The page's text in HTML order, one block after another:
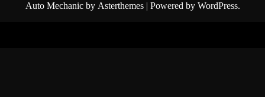
Auto Mechanicby Asterthemes| Powered by WordPress.